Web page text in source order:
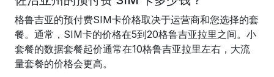
格鲁吉亚的预付费SIM卡价格取决于运营商和您选择的套
餐。通常，SIM卡的价格在5到20格鲁吉亚拉里之间。小
套餐的数据套餐起价通常在10格鲁吉亚拉里左右，大流
量套餐的价格会更高。